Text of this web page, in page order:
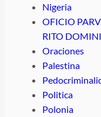
Nigeria
OFICIO
RITO
Oraciones
Palestina
Politica
Polonia